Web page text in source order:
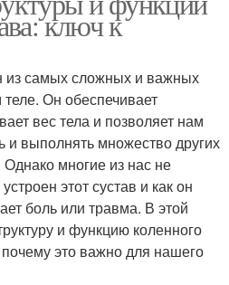
ключ к
из самых сложных и важных
Он обеспечивает
вес тела и позволяет нам
и выполнять множество других
многие из нас не
этот сустав и как он
боль или травма. В этой
и функцию коленного
это важно для нашего